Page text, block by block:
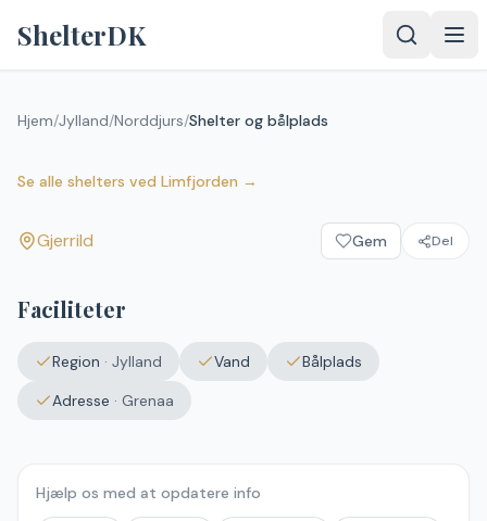
ShelterDK
Hjem/Jylland/Norddjurs/Shelter og bålplads
Se alle shelters ved Limfjorden →
Upload et
godkendelse.
billede
Ingen fil valgt
Shelter og bålplads
Gjerrild
Gjerrild Gem Del
Faciliteter
Region · Jylland Vand
Bålplads
Adresse · Grenaa
Hjælp os med at opdatere info